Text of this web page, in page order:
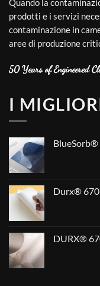
Quando la
prodotti e i servizi
contaminazione in
aree di produzione
50 Years of Engineered
I
BlueSorb®
Durx® 670
DURX®